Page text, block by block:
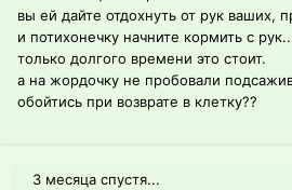
вы ей дайте отдохнуть от рук ваших,
и потихонечку начните кормить с
только долгого времени это стоит.
а на жордочку не пробовали
обойтись при возврате в клетку??
3 месяца спустя...